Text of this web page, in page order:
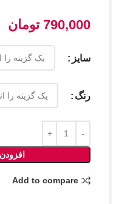
790,000 تومان
سایز
رنگ
Add to compare